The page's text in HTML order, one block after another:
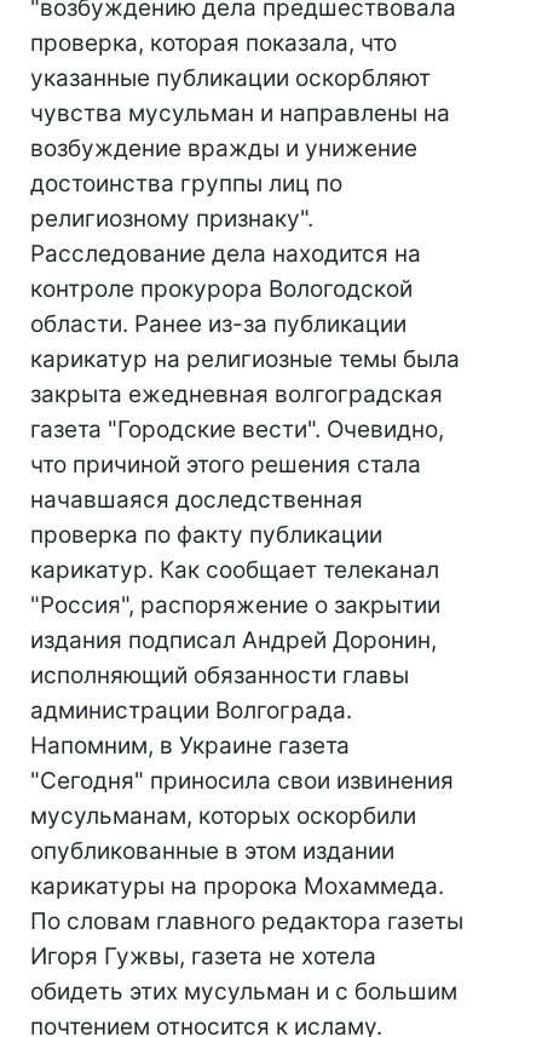
"возбуждению дела предшествовала
проверка, которая показала, что
указанные публикации оскорбляют
чувства мусульман и направлены на
возбуждение вражды и унижение
достоинства группы лиц по
религиозному признаку".
Расследование дела находится на
контроле прокурора Вологодской
области. Ранее из-за публикации
карикатур на религиозные темы была
закрыта ежедневная волгоградская
газета "Городские вести". Очевидно,
что причиной этого решения стала
начавшаяся доследственная
проверка по факту публикации
карикатур. Как сообщает телеканал
"Россия", распоряжение о закрытии
издания подписал Андрей Доронин,
исполняющий обязанности главы
администрации Волгограда.
Напомним, в Украине газета
"Сегодня" приносила свои извинения
мусульманам, которых оскорбили
опубликованные в этом издании
карикатуры на пророка Мохаммеда.
По словам главного редактора газеты
Игоря Гужвы, газета не хотела
обидеть этих мусульман и с большим
почтением относится к исламу.